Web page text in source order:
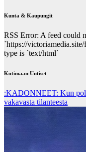
Kunta & Kaupungit
RSS Error: A feed could
`https://
type is `text/html`
Kotimaan Uutiset
:KADONNEET: Kun
vakavasta tilanteesta